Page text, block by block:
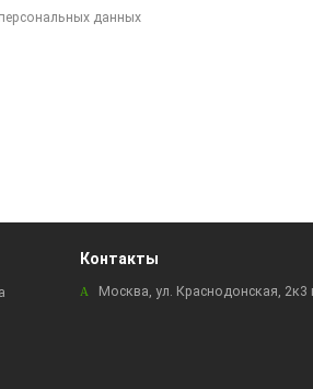
персональных данных
Контакты
Москва, ул. Краснодонская, 2к3